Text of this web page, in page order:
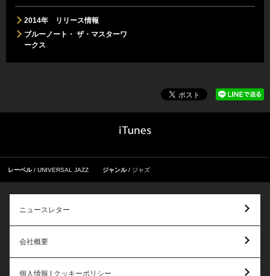
2014年 リリース情報
ブルーノート・ ザ・マスターワ
ークス
レーベル UNIVERSAL JAZZ ジャンル ジャズ
ニュースレター
会社概要
個人情報 | クッキーポリシー